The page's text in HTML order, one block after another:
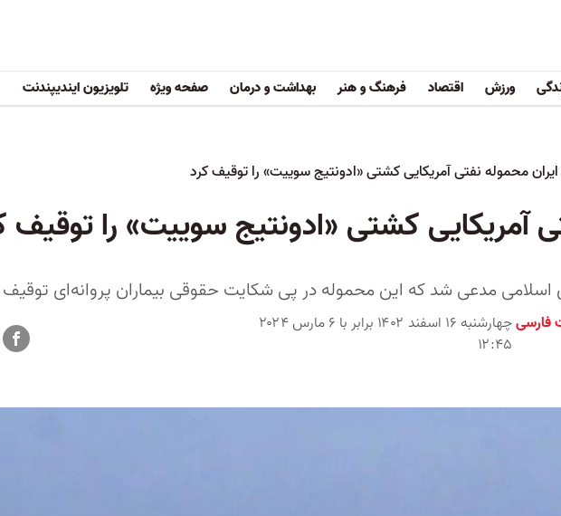
ورزش اقتصاد فرهنگ و هنر بهداشت و درمان صفحه ویژه تلویزیون ایندیپندنت
ایران محموله نفتی آمریکایی کشتی «ادونتیج سوییت» را توقیف کرد
آمریکایی کشتی «ادونتیج سوییت» را توقیف
مدعی شد که این محموله در پی شکایت حقوقی بیماران پروانه‌ای
فارسی
چهارشنبه ۱۶ اسفند ۱۴۰۲ برابر با ۶ مارس ۲۰۲۴
۱۲:۴۵